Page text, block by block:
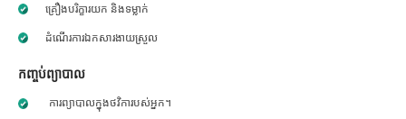
គ្រឿងបរិក្ខារយក និងទម្លាក់
ដំណើរការឯកសារងាយស្រួល
កញ្ចប់ព្យាបាល
ការព្យាបាលក្នុងថវិការបស់អ្នក។